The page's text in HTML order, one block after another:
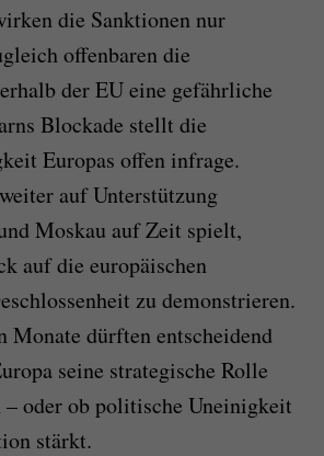
die Sanktionen nur
offenbaren die
der EU eine gefährliche
Blockade stellt die
Europas offen infrage.
auf Unterstützung
Moskau auf Zeit spielt,
auf die europäischen
zu demonstrieren.
Monate dürften entscheidend
seine strategische Rolle
– oder ob politische Uneinigkeit
stärkt.